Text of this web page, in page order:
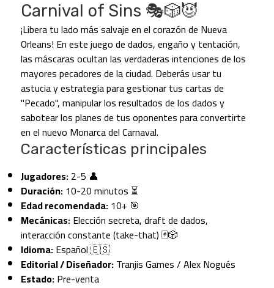
Carnival of Sins 🎭🎲😈
¡Libera tu lado más salvaje en el corazón de Nueva
Orleans! En este juego de dados, engaño y tentación,
las máscaras ocultan las verdaderas intenciones de los
mayores pecadores de la ciudad. Deberás usar tu
astucia y estrategia para gestionar tus cartas de
"Pecado", manipular los resultados de los dados y
sabotear los planes de tus oponentes para convertirte
en el nuevo Monarca del Carnaval.
Características principales
Jugadores:2-5 👤
Duración:10-20 minutos ⏳
Edad recomendada:10+ 🎯
Mecánicas:Elección secreta, draft de dados,
interacción constante (take-that) 🃏🎲
Idioma:Español 🇪🇸
Editorial / Diseñador:Tranjis Games / Alex Nogués
Estado:Pre-venta